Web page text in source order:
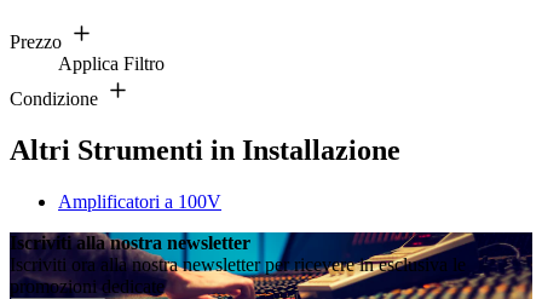
Prezzo
Applica Filtro
Condizione
Altri Strumenti in Installazione
Amplificatori a 100V
Iscriviti alla nostra newsletter
Iscriviti ora alla nostra newsletter per ricevere in esclusiva le
promozioni dedicate